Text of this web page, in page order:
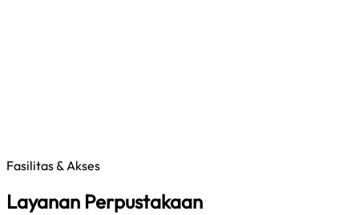
Fasilitas & Akses
Layanan Perpustakaan